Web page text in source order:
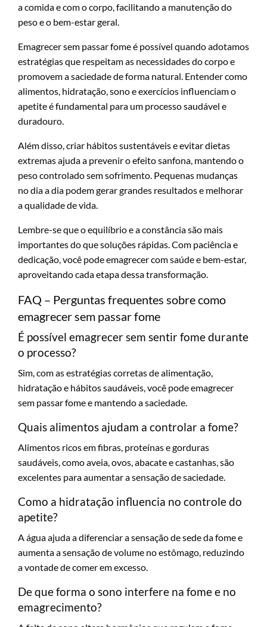
a comida e com o corpo, facilitando a manutenção do
peso e o bem-estar geral.
Emagrecer sem passar fome é possível quando adotamos
estratégias que respeitam as necessidades do corpo e
promovem a saciedade de forma natural. Entender como
alimentos, hidratação, sono e exercícios influenciam o
apetite é fundamental para um processo saudável e
duradouro.
Além disso, criar hábitos sustentáveis e evitar dietas
extremas ajuda a prevenir o efeito sanfona, mantendo o
peso controlado sem sofrimento. Pequenas mudanças
no dia a dia podem gerar grandes resultados e melhorar
a qualidade de vida.
Lembre-se que o equilíbrio e a constância são mais
importantes do que soluções rápidas. Com paciência e
dedicação, você pode emagrecer com saúde e bem-estar,
aproveitando cada etapa dessa transformação.
FAQ – Perguntas frequentes sobre como
emagrecer sem passar fome
É possível emagrecer sem sentir fome durante
o processo?
Sim, com as estratégias corretas de alimentação,
hidratação e hábitos saudáveis, você pode emagrecer
sem passar fome e mantendo a saciedade.
Quais alimentos ajudam a controlar a fome?
Alimentos ricos em fibras, proteínas e gorduras
saudáveis, como aveia, ovos, abacate e castanhas, são
excelentes para aumentar a sensação de saciedade.
Como a hidratação influencia no controle do
apetite?
A água ajuda a diferenciar a sensação de sede da fome e
aumenta a sensação de volume no estômago, reduzindo
a vontade de comer em excesso.
De que forma o sono interfere na fome e no
emagrecimento?